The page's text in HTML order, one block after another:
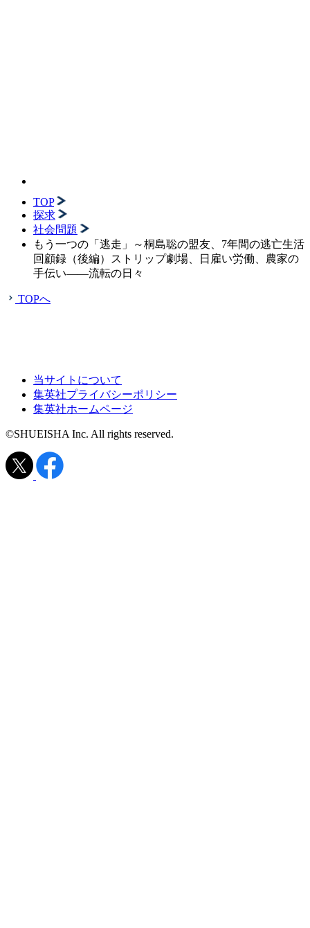
TOP
探求
社会問題
もう一つの「逃走」～桐島聡の盟友、7年間の逃亡生活
回顧録（後編）ストリップ劇場、日雇い労働、農家の
手伝い――流転の日々
TOPへ
当サイトについて
集英社プライバシーポリシー
集英社ホームページ
©SHUEISHA Inc. All rights reserved.